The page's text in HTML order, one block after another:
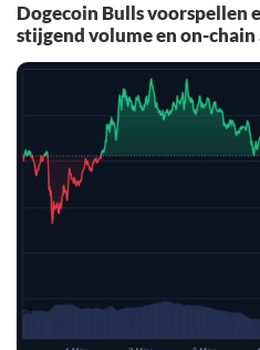
Dogecoin Bulls voorspellen
stijgend volume en on-